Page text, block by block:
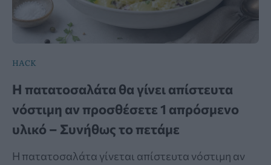
HACK
Η πατατοσαλάτα θα γίνει απίστευτα
νόστιμη αν προσθέσετε 1 απρόσμενο
υλικό – Συνήθως το πετάμε
Η πατατοσαλάτα γίνεται απίστευτα νόστιμη αν